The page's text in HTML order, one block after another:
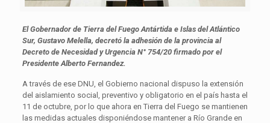
El Gobernador de Tierra del Fuego Antártida e Islas del Atlántico
Sur, Gustavo Melella, decretó la adhesión de la provincia al
Decreto de Necesidad y Urgencia N° 754/20 firmado por el
Presidente Alberto Fernandez.
A través de ese DNU, el Gobierno nacional dispuso la extensión
del aislamiento social, preventivo y obligatorio en el país hasta el
11 de octubre, por lo que ahora en Tierra del Fuego se mantienen
las medidas actuales disponiéndose mantener a Río Grande en